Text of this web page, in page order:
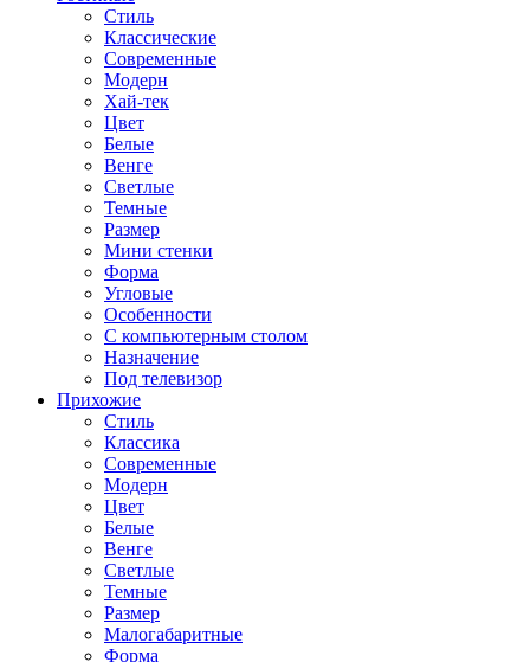
Стиль
Классические
Современные
Модерн
Хай-тек
Цвет
Белые
Венге
Светлые
Темные
Размер
Мини стенки
Форма
Угловые
Особенности
С компьютерным столом
Назначение
Под телевизор
Прихожие
Стиль
Классика
Современные
Модерн
Цвет
Белые
Венге
Светлые
Темные
Размер
Малогабаритные
Форма